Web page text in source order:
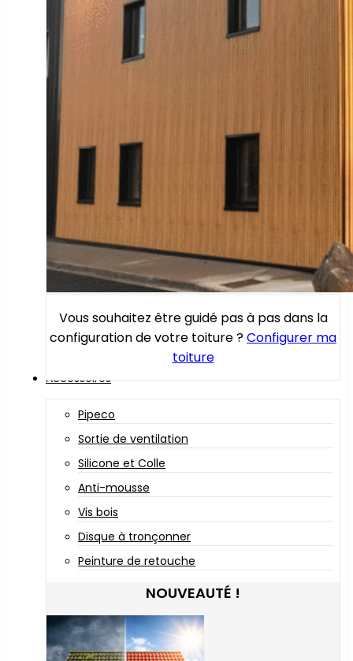
Vous souhaitez être guidé pas à pas dans la
configuration de votre toiture ?Configurer ma
toiture
Accessoires
Pipeco
Sortie de ventilation
Silicone et Colle
Anti-mousse
Vis bois
Disque à tronçonner
Peinture de retouche
NOUVEAUTÉ !